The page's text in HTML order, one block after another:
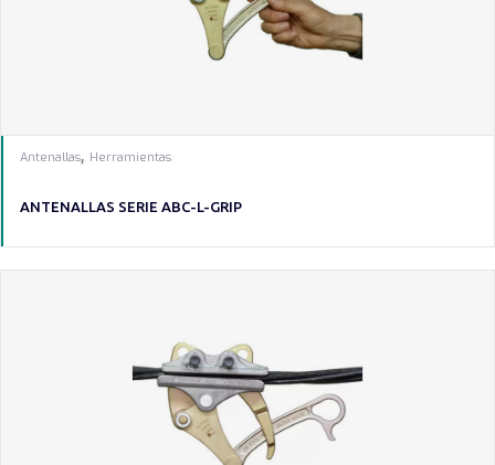
Antenallas, Herramientas
ANTENALLAS SERIE ABC-L-GRIP